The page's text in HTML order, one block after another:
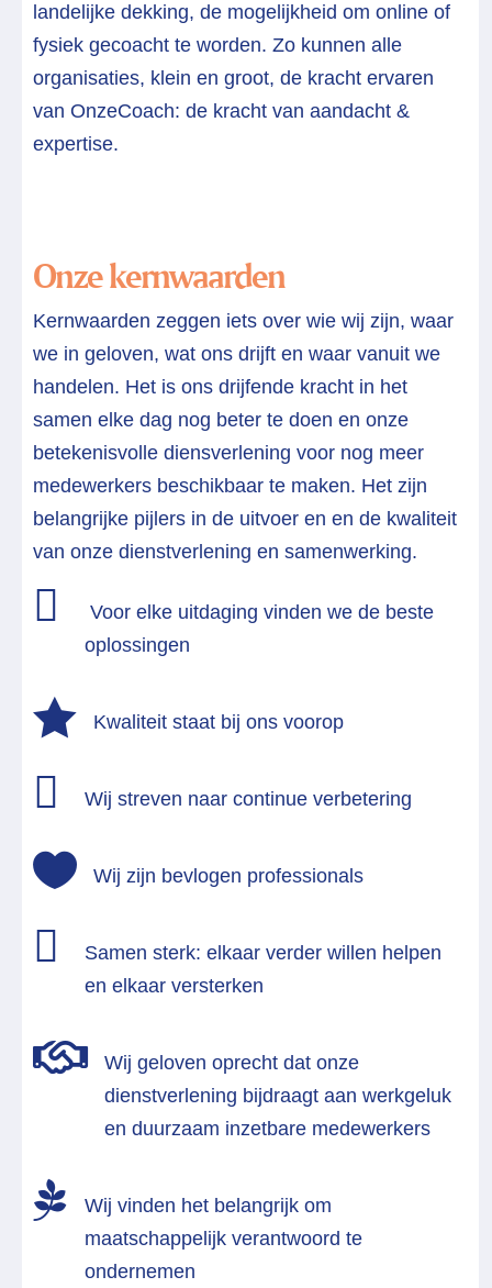
landelijke dekking, de mogelijkheid om online of
fysiek gecoacht te worden. Zo kunnen alle
organisaties, klein en groot, de kracht ervaren
van OnzeCoach: de kracht van aandacht &
expertise.
Onze kernwaarden
Kernwaarden zeggen iets over wie wij zijn, waar
we in geloven, wat ons drijft en waar vanuit we
handelen. Het is ons drijfende kracht in het
samen elke dag nog beter te doen en onze
betekenisvolle diensverlening voor nog meer
medewerkers beschikbaar te maken. Het zijn
belangrijke pijlers in de uitvoer en en de kwaliteit
van onze dienstverlening en samenwerking.

Voor elke uitdaging vinden we de beste
oplossingen
 Kwaliteit staat bij ons voorop
 Wij streven naar continue verbetering
 Wij zijn bevlogen professionals

Samen sterk: elkaar verder willen helpen
en elkaar versterken

Wij geloven oprecht dat onze
dienstverlening bijdraagt aan werkgeluk
en duurzaam inzetbare medewerkers

Wij vinden het belangrijk om
maatschappelijk verantwoord te
ondernemen